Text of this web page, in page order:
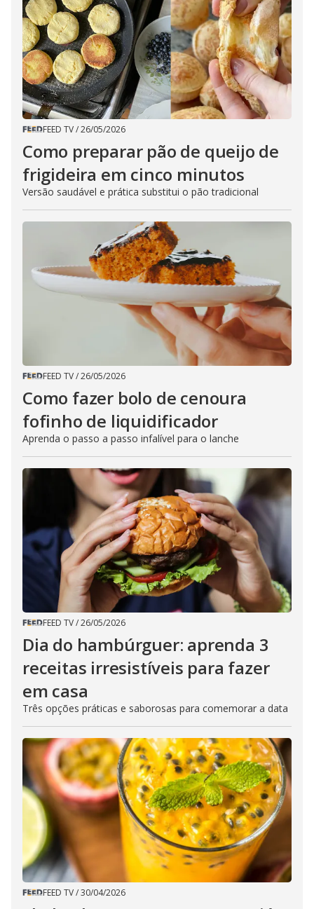
FEED TV/26/05/2026
Como preparar pão de queijo de
frigideira em cinco minutos
Versão saudável e prática substitui o pão tradicional
FEED TV/26/05/2026
Como fazer bolo de cenoura
fofinho de liquidificador
Aprenda o passo a passo infalível para o lanche
FEED TV/26/05/2026
Dia do hambúrguer: aprenda 3
receitas irresistíveis para fazer
em casa
Três opções práticas e saborosas para comemorar a data
FEED TV/30/04/2026